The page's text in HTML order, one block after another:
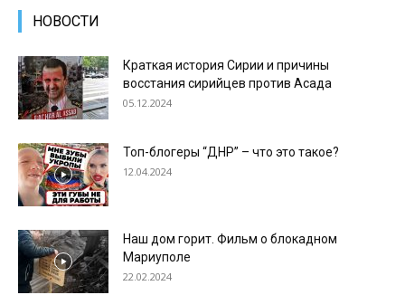
НОВОСТИ
Краткая история Сирии и причины
восстания сирийцев против Асада
05.12.2024
Топ-блогеры “ДНР” – что это такое?
12.04.2024
Наш дом горит. Фильм о блокадном
Мариуполе
22.02.2024